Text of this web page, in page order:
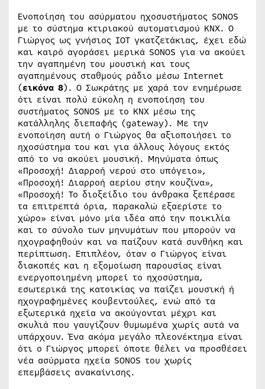
Ενοποίηση του ασύρματου ηχοσυστήματος SONOS
με το σύστημα κτιριακού αυτοματισμού ΚΝΧ. Ο
Γιώργος ως γνήσιος ΙΟΤ γκατζετάκιας, έχει εδώ
και καιρό αγοράσει μερικά SONOS για να ακούει
την αγαπημένη του μουσική και τους
αγαπημένους σταθμούς ράδιο μέσω Internet
(εικόνα 8). O Σωκράτης με χαρά τον ενημέρωσε
ότι είναι πολύ εύκολη η ενοποίηση του
συστήματος SONOS με το ΚΝΧ μέσω της
κατάλληλης διεπαφής (gateway). Με την
ενοποίηση αυτή ο Γιώργος θα αξιοποιήσει το
ηχοσύστημα του και για άλλους λόγους εκτός
από το να ακούει μουσική. Μηνύματα όπως
«Προσοχή! Διαρροή νερού στο υπόγειο»,
«Προσοχή! Διαρροή αερίου στην κουζίνα»,
«Προσοχή! Το διοξείδιο του άνθρακα ξεπέρασε
τα επιτρεπτά όρια, παρακαλώ εξαερίστε το
χώρο» είναι μόνο μία ιδέα από την ποικιλία
και το σύνολο των μηνυμάτων που μπορούν να
ηχογραφηθούν και να παίζουν κατά συνθήκη και
περίπτωση. Επιπλέον, όταν ο Γιώργος είναι
διακοπές και η εξομοίωση παρουσίας είναι
ενεργοποιημένη μπορεί το ηχοσύστημα,
εσωτερικά της κατοικίας να παίζει μουσική ή
ηχογραφημένες κουβεντούλες, ενώ από τα
εξωτερικά ηχεία να ακούγονται μέχρι και
σκυλιά που γαυγίζουν θυμωμένα χωρίς αυτά να
υπάρχουν. Ένα ακόμα μεγάλο πλεονέκτημα είναι
ότι ο Γιώργος μπορεί όποτε θέλει να προσθέσει
νέα ασύρματα ηχεία SONOS του χωρίς
επεμβάσεις ανακαίνισης.